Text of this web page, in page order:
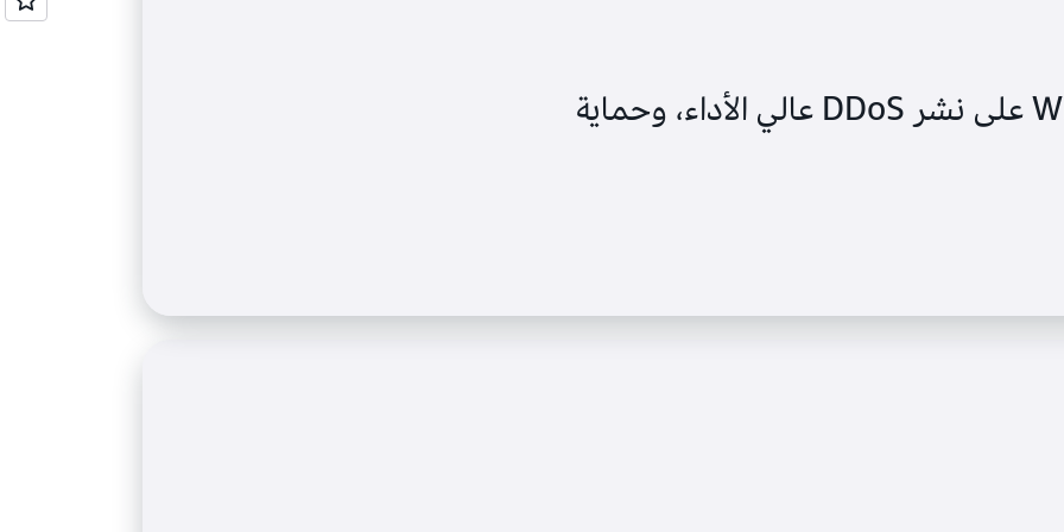
عملت شركة William Hill على نشر DDoS عالي الأداء، وحماية